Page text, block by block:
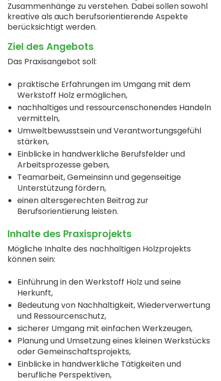
Zusammenhänge zu verstehen. Dabei sollen sowohl
kreative als auch berufsorientierende Aspekte
berücksichtigt werden.
Ziel des Angebots
Das Praxisangebot soll:
praktische Erfahrungen im Umgang mit dem
Werkstoff Holz ermöglichen,
nachhaltiges und ressourcenschonendes Handeln
vermitteln,
Umweltbewusstsein und Verantwortungsgefühl
stärken,
Einblicke in handwerkliche Berufsfelder und
Arbeitsprozesse geben,
Teamarbeit, Gemeinsinn und gegenseitige
Unterstützung fördern,
einen altersgerechten Beitrag zur
Berufsorientierung leisten.
Inhalte des Praxisprojekts
Mögliche Inhalte des nachhaltigen Holzprojekts
können sein:
Einführung in den Werkstoff Holz und seine
Herkunft,
Bedeutung von Nachhaltigkeit, Wiederverwertung
und Ressourcenschutz,
sicherer Umgang mit einfachen Werkzeugen,
Planung und Umsetzung eines kleinen Werkstücks
oder Gemeinschaftsprojekts,
Einblicke in handwerkliche Tätigkeiten und
berufliche Perspektiven,